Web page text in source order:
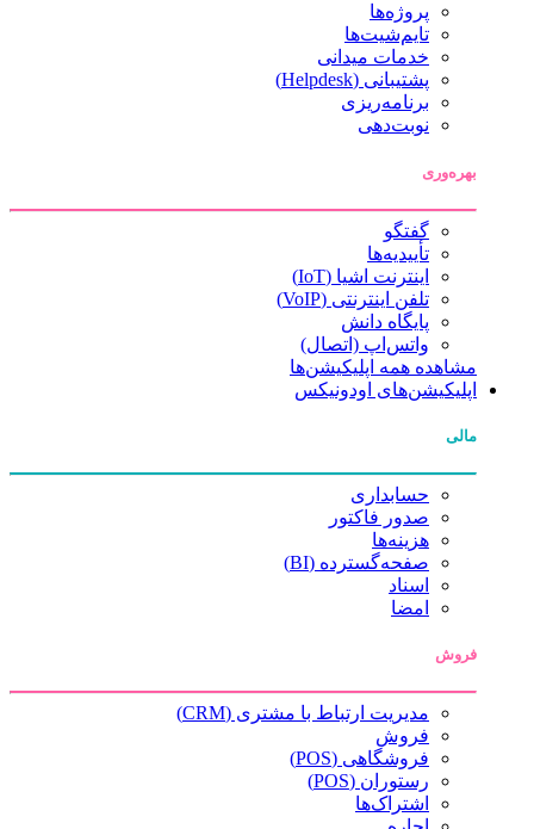
پروژه‌ها
تایم‌شیت‌ها
خدمات میدانی
پشتیبانی (Helpdesk)
برنامه‌ریزی
نوبت‌دهی
بهره‌وری
گفتگو
تأییدیه‌ها
اینترنت اشیا (IoT)
تلفن اینترنتی (VoIP)
پایگاه دانش
واتس‌اپ (اتصال)
مشاهده همه اپلیکیشن‌ها
اپلیکیشن‌های اودونیکس
مالی
حسابداری
صدور فاکتور
هزینه‌ها
صفحه‌گسترده (BI)
اسناد
امضا
فروش
مدیریت ارتباط با مشتری (CRM)
فروش
فروشگاهی (POS)
رستوران (POS)
اشتراک‌ها